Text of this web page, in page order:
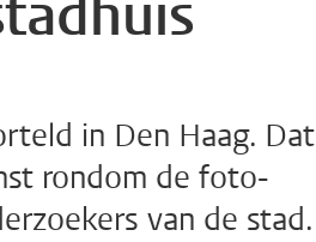
in Den Haag. Dat
rondom de foto-
van de stad.